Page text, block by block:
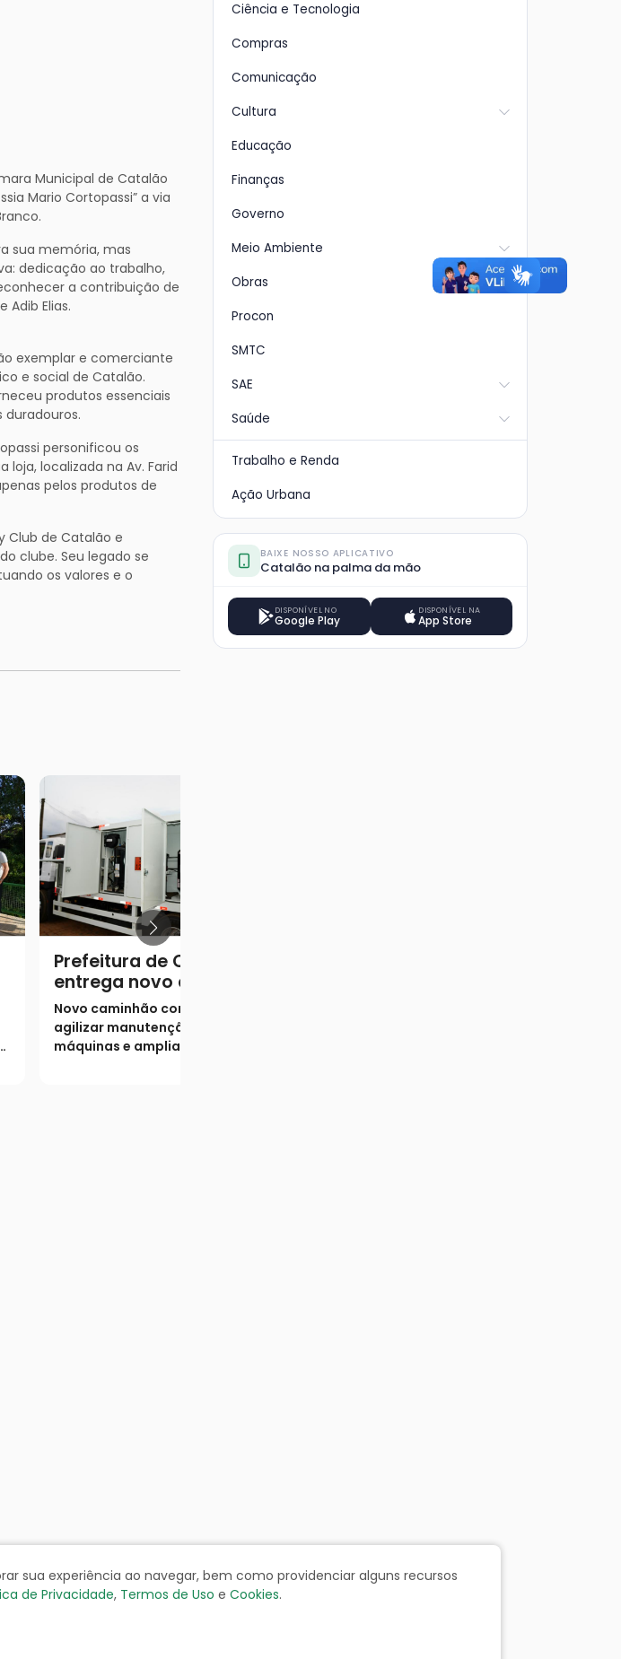
Municipal de Catalão
Mario Cortopassi” a via
sua memória, mas
dedicação ao trabalho,
a contribuição de
Elias.
exemplar e comerciante
e social de Catalão.
produtos essenciais
personificou os
localizada na Av. Farid
pelos produtos de
Club de Catalão e
clube. Seu legado se
os valores e o
Prefeitura de Catalão
entrega novo caminhão
comboio
Novo caminhão comboio vai
agilizar manutenção de
máquinas e ampliar
Ciência e Tecnologia
Compras
Comunicação
Cultura
Educação
Finanças
Governo
Meio Ambiente
Obras
Procon
SMTC
SAE
Saúde
Trabalho e Renda
Ação Urbana
BAIXE NOSSO APLICATIVO
Catalão na palma da mão
DISPONÍVEL NO
Google Play
DISPONÍVEL NA
App Store
sua experiência ao navegar, bem como providenciar alguns recursos
de Privacidade, Termos de Uso eCookies.